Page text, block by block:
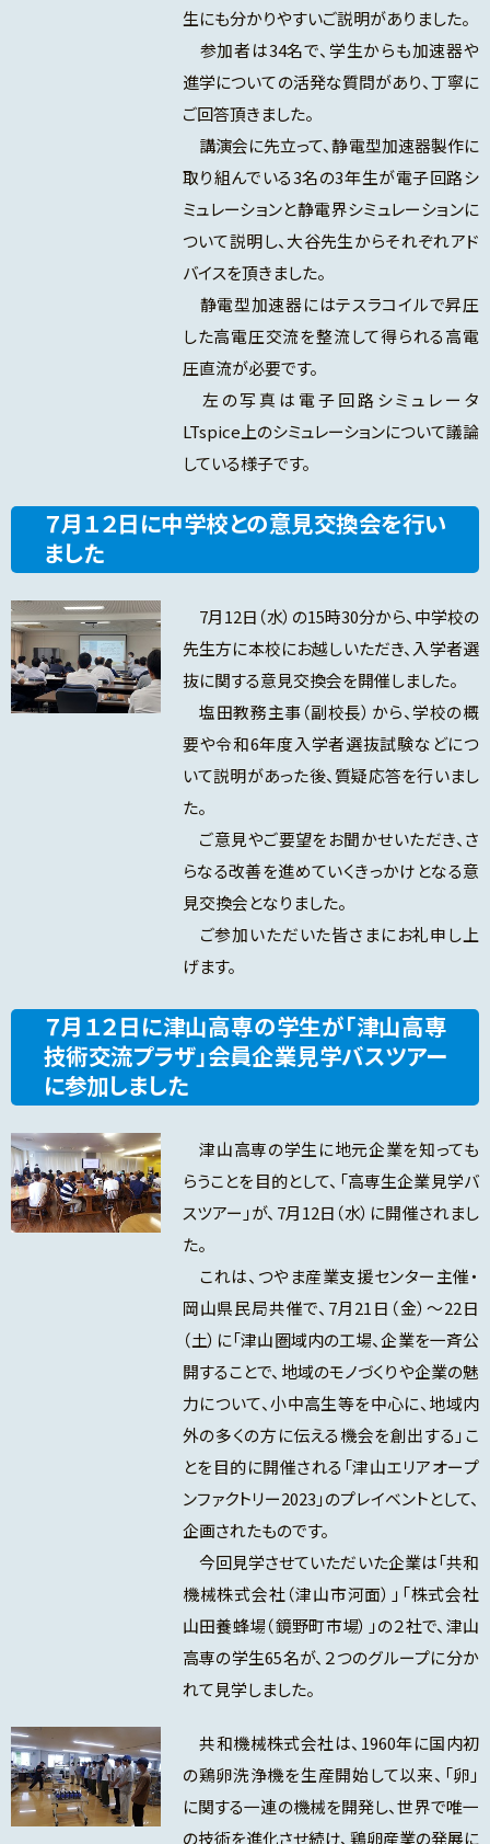
生にも分かりやすいご説明がありました。
参加者は34名で、学生からも加速器や
進学についての活発な質問があり、丁寧に
ご回答頂きました。
講演会に先立って、静電型加速器製作に
取り組んでいる3名の3年生が電子回路シ
ミュレーションと静電界シミュレーションに
ついて説明し、大谷先生からそれぞれアド
バイスを頂きました。
静電型加速器にはテスラコイルで昇圧
した高電圧交流を整流して得られる高電
圧直流が必要です。
左の写真は電子回路シミュレータ
LTspice上のシミュレーションについて議論
している様子です。
７月１２日に中学校との意見交換会を行い
ました
7月12日（水）の15時30分から、中学校の
先生方に本校にお越しいただき、入学者選
抜に関する意見交換会を開催しました。
塩田教務主事（副校長）から、学校の概
要や令和6年度入学者選抜試験などにつ
いて説明があった後、質疑応答を行いまし
た。
ご意見やご要望をお聞かせいただき、さ
らなる改善を進めていくきっかけとなる意
見交換会となりました。
ご参加いただいた皆さまにお礼申し上
げます。
７月１２日に津山高専の学生が「津山高専
技術交流プラザ」会員企業見学バスツアー
に参加しました
津山高専の学生に地元企業を知っても
らうことを目的として、「高専生企業見学バ
スツアー」が、7月12日（水）に開催されまし
た。
これは、つやま産業支援センター主催・
岡山県民局共催で、7月21日（金）～22日
（土）に「津山圏域内の工場、企業を一斉公
開することで、地域のモノづくりや企業の魅
力について、小中高生等を中心に、地域内
外の多くの方に伝える機会を創出する」こ
とを目的に開催される「津山エリアオープ
ンファクトリー2023」のプレイベントとして、
企画されたものです。
今回見学させていただいた企業は「共和
機械株式会社（津山市河面）」「株式会社
山田養蜂場（鏡野町市場）」の２社で、津山
高専の学生65名が、２つのグループに分か
れて見学しました。
共和機械株式会社は、1960年に国内初
の鶏卵洗浄機を生産開始して以来、「卵」
に関する一連の機械を開発し、世界で唯一
の技術を進化させ続け、鶏卵産業の発展に